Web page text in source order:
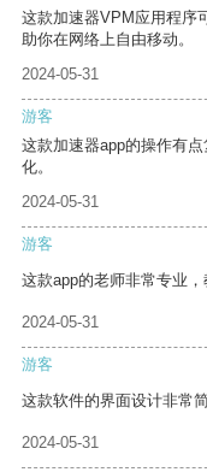
这款加速器VPM应用程序
助你在网络上自由移动。
2024-05-31
游客
这款加速器app的操作有
化。
2024-05-31
游客
这款app的老师非常专业
2024-05-31
游客
这款软件的界面设计非常
2024-05-31